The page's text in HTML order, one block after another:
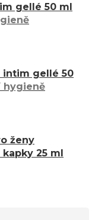
gellé 50 ml
intim gellé 50
hygieně
ženy
25 ml